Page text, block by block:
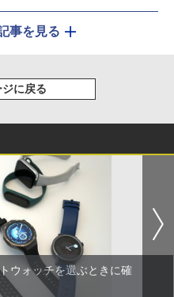
事を見る
ジに戻る
ウォッチを選ぶときに確